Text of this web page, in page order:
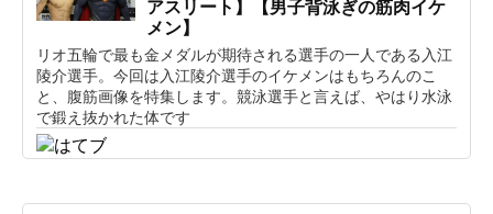
アスリート】【男子背泳ぎの筋肉イケ
メン】
リオ五輪で最も金メダルが期待される選手の一人である入江
陵介選手。今回は入江陵介選手のイケメンはもちろんのこ
と、腹筋画像を特集します。競泳選手と言えば、やはり水泳
で鍛え抜かれた体です